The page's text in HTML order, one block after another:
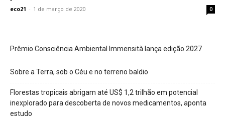
eco21 - 1 de março de 2020 0
Prêmio Consciência Ambiental Immensità lança edição 2027
Sobre a Terra, sob o Céu e no terreno baldio
Florestas tropicais abrigam até US$ 1,2 trilhão em potencial
inexplorado para descoberta de novos medicamentos, aponta
estudo